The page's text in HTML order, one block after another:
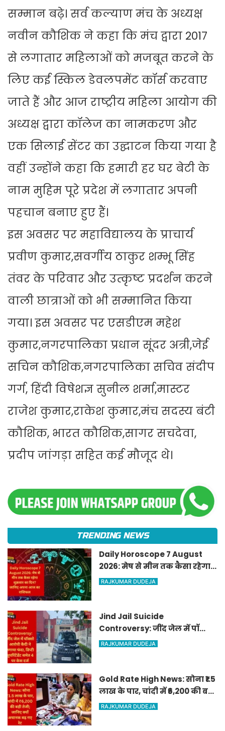
सम्मान बढ़े। सर्व कल्याण मंच के अध्यक्ष
नवीन कौशिक ने कहा कि मंच द्वारा 2017
से लगातार महिलाओं को मजबूत करने के
लिए कई स्किल डेवलपमेंट कॉर्स करवाए
जाते हैं और आज राष्ट्रीय महिला आयोग की
अध्यक्ष द्वारा कॉलेज का नामकरण और
एक सिलाई सेंटर का उद्घाटन किया गया है
वहीं उन्होंने कहा कि हमारी हर घर बेटी के
नाम मुहिम पूरे प्रदेश में लगातार अपनी
पहचान बनाए हुए हैं।
इस अवसर पर महाविद्यालय के प्राचार्य
प्रवीण कुमार,सवर्गीय ठाकुर शम्भू सिंह
तंवर के परिवार और उत्कृष्ट प्रदर्शन करने
वाली छात्राओं को भी सम्मानित किया
गया। इस अवसर पर एसडीएम महेश
कुमार,नगरपालिका प्रधान सूंदर अत्री,जेई
सचिन कौशिक,नगरपालिका सचिव संदीप
गर्ग, हिंदी विषेशज्ञ सुनील शर्मा,मास्टर
राजेश कुमार,राकेश कुमार,मंच सदस्य बंटी
कौशिक, भारत कौशिक,सागर सचदेवा,
प्रदीप जांगड़ा सहित कई मौजूद थे।
TRENDING NEWS
Daily Horoscope 7 August
2026: मेष से मीन तक कैसा रहेगा
शुक्रवार का दिन? जानिए अपना
RAJKUMAR DUDEJA
Jind Jail Suicide
Controversy: जींद जेल में पॉक्सो
आरोपी कैदी ने लगाया फंदा, डिप्टी
RAJKUMAR DUDEJA
Gold Rate High News: सोना ₹1.5
लाख के पार, चांदी में ₹6,200 की बड़ी
तेजी; जानिए क्यों अचानक बढ़ गए
RAJKUMAR DUDEJA